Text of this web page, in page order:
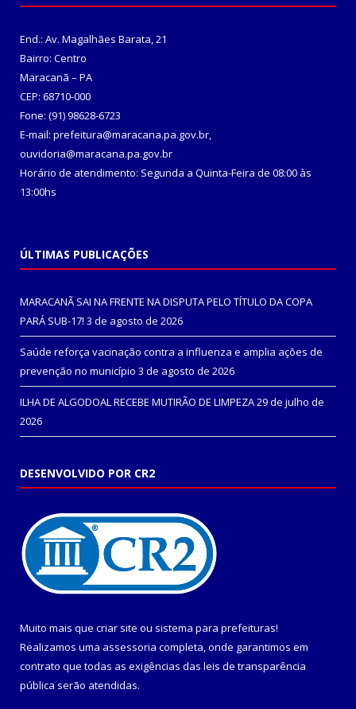
End.: Av. Magalhães Barata, 21
Bairro: Centro
Maracanã – PA
CEP: 68710-000
Fone: (91) 98628-6723
E-mail: prefeitura@maracana.pa.gov.br,
ouvidoria@maracana.pa.gov.br
Horário de atendimento: Segunda a Quinta-Feira de 08:00 às
13:00hs
ÚLTIMAS PUBLICAÇÕES
MARACANÃ SAI NA FRENTE NA DISPUTA PELO TÍTULO DA COPA
PARÁ SUB-17! 3 de agosto de 2026
Saúde reforça vacinação contra a influenza e amplia ações de
prevenção no município 3 de agosto de 2026
ILHA DE ALGODOAL RECEBE MUTIRÃO DE LIMPEZA29 de julho de
2026
DESENVOLVIDO POR CR2
Muito mais que criar site ou sistema para prefeituras!
Realizamos uma assessoria completa, onde garantimos em
contrato que todas as exigências das leis de transparência
pública serão atendidas.